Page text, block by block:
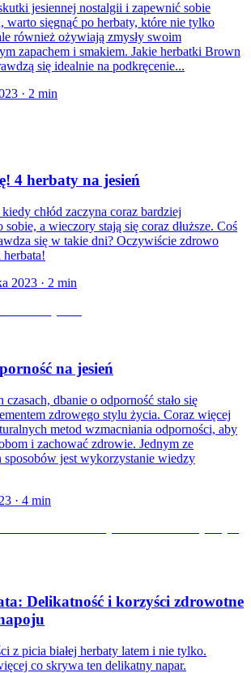
jesiennej nostalgii i zapewnić sobie
warto sięgnąć po herbaty, które nie tylko
również ożywiają zmysły swoim
zapachem i smakiem. Jakie herbatki Brown
się idealnie na podkręcenie...
· 2 min
4 herbaty na jesień
kiedy chłód zaczyna coraz bardziej
a wieczory stają się coraz dłuższe. Coś
się w takie dni? Oczywiście zdrowo
herbata!
2023 · 2 min
na jesień
dbanie o odporność stało się
zdrowego stylu życia. Coraz więcej
metod wzmacniania odporności, aby
i zachować zdrowie. Jednym ze
sposobów jest wykorzystanie wiedzy
· 4 min
Delikatność i korzyści zdrowotne
z picia białej herbaty latem i nie tylko.
co skrywa ten delikatny napar.